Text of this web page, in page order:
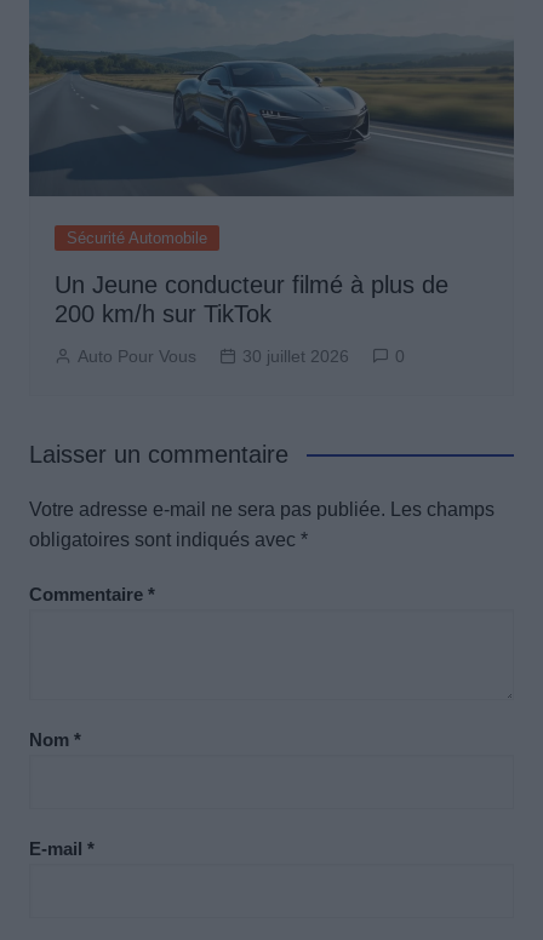
Sécurité Automobile
Un Jeune conducteur filmé à plus de
200 km/h sur TikTok
Auto Pour Vous 30 juillet 2026 0
Laisser un commentaire
Votre adresse e-mail ne sera pas publiée.
Les champs
obligatoires sont indiqués avec *
Commentaire *
Nom *
E-mail *